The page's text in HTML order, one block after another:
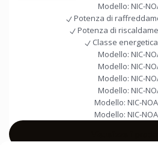
Modello: NIC-
Potenza di
Potenza di
Classe energetica
Modello: NIC-
Modello: NIC-
Modello: NIC-
Modello: NIC-
Modello: NIC-
Modello: NIC-